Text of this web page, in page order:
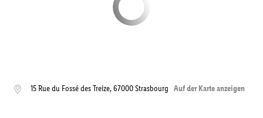
15 Rue du Fossé des Treize,67000Strasbourg Auf der Karte anzeigen